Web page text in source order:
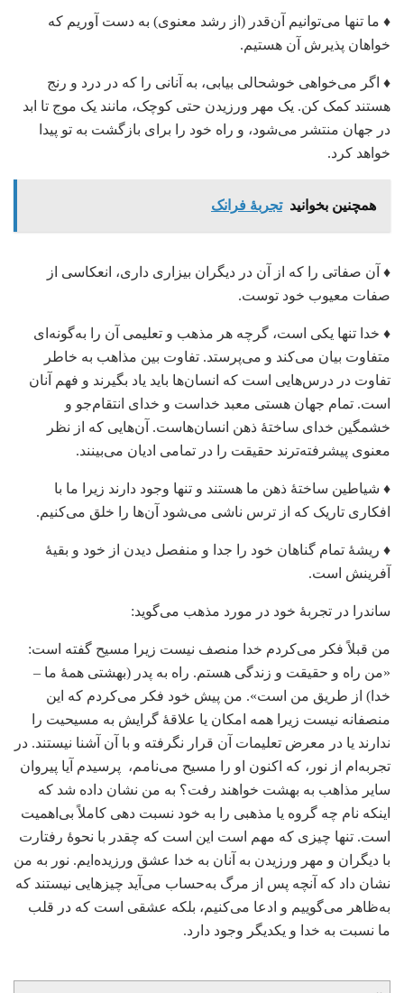
♦ ما تنها می‌توانیم آن‌قدر (از رشد معنوی) به دست آوریم که
خواهان پذیرش آن هستیم.
♦ اگر می‌خواهی خوشحالی بیابی، به آنانی را که در درد و رنج
هستند کمک کن. یک مهر ورزیدن حتی کوچک، مانند یک موج تا ابد
در جهان منتشر می‌شود، و راه خود را برای بازگشت به تو پیدا
خواهد کرد.
همچنین بخوانید تجربۀ فرانک
♦ آن صفاتی را که از آن در دیگران بیزاری داری، انعکاسی از
صفات معیوب خود توست.
♦ خدا تنها یکی است، گرچه هر مذهب و تعلیمی آن‌ را به‌گونه‌ای
متفاوت بیان می‌کند و می‌پرستد. تفاوت بین مذاهب به خاطر
تفاوت در درس‌هایی است که انسان‌ها باید یاد بگیرند و فهم آنان
است. تمام جهان هستی معبد خداست و خدای انتقام‌جو و
خشمگین خدای ساختۀ ذهن انسان‌هاست. آن‌هایی که از نظر
معنوی پیشرفته‌ترند حقیقت را در تمامی ادیان می‌بینند.
♦ شیاطین ساختۀ ذهن ما هستند و تنها وجود دارند زیرا ما با
افکاری تاریک که از ترس ناشی می‌شود آن‌ها را خلق می‌کنیم.
♦ ریشۀ تمام گناهان خود را جدا و منفصل دیدن از خود و بقیۀ
آفرینش است.
ساندرا در تجربۀ خود در مورد مذهب می‌گوید:
من قبلاً فکر می‌کردم خدا منصف نیست زیرا مسیح گفته است:
«من راه و حقیقت و زندگی هستم. راه به پدر (بهشتی همۀ ما –
خدا) از طریق من است». من پیش خود فکر می‌کردم که این
منصفانه نیست زیرا همه امکان یا علاقۀ گرایش به مسیحیت را
ندارند یا در معرض تعلیمات آن قرار نگرفته و با آن آشنا نیستند. در
تجربه‌ام از نور، که اکنون او را مسیح می‌نامم، پرسیدم آیا پیروان
سایر مذاهب به بهشت خواهند رفت؟ به من نشان داده شد که
اینکه نام چه گروه یا مذهبی را به خود نسبت دهی کاملاً بی‌اهمیت
است. تنها چیزی که مهم است این است که چقدر با نحوۀ رفتارت
با دیگران و مهر ورزیدن به آنان به خدا عشق ورزیده‌ایم. نور به من
نشان داد که آنچه پس از مرگ به‌حساب می‌آید چیزهایی نیستند که
به‌ظاهر می‌گوییم و ادعا می‌کنیم، بلکه عشقی است که در قلب
ما نسبت به خدا و یکدیگر وجود دارد.